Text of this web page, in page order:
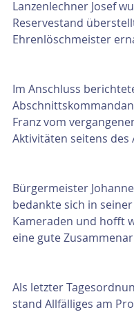
Lanzenlechner Josef
Reservestand
Ehrenlöschmeister
Im Anschluss
Franz vom
Aktivitäten seitens des
Bürgermeister
bedankte sich in
Kameraden und hofft
eine gute
Als letzter
stand Allfälliges am